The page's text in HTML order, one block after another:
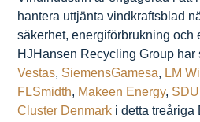
hantera uttjänta vindkraftsblad
säkerhet, energiförbrukning och
HJHansen Recycling Group har
Vestas, SiemensGamesa, LM
FLSmidth, Makeen Energy, SDU
Cluster Denmark i detta treåriga